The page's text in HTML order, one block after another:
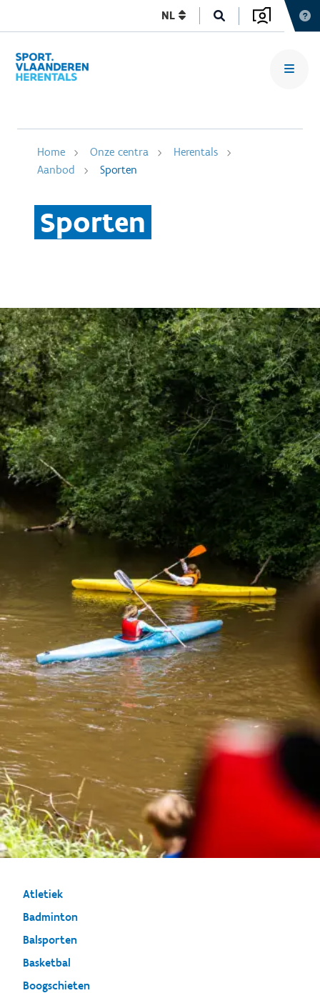
NL
Home Onze centra
Herentals
Aanbod
Sporten
Sporten
Atletiek
Badminton
Balsporten
Basketbal
Boogschieten